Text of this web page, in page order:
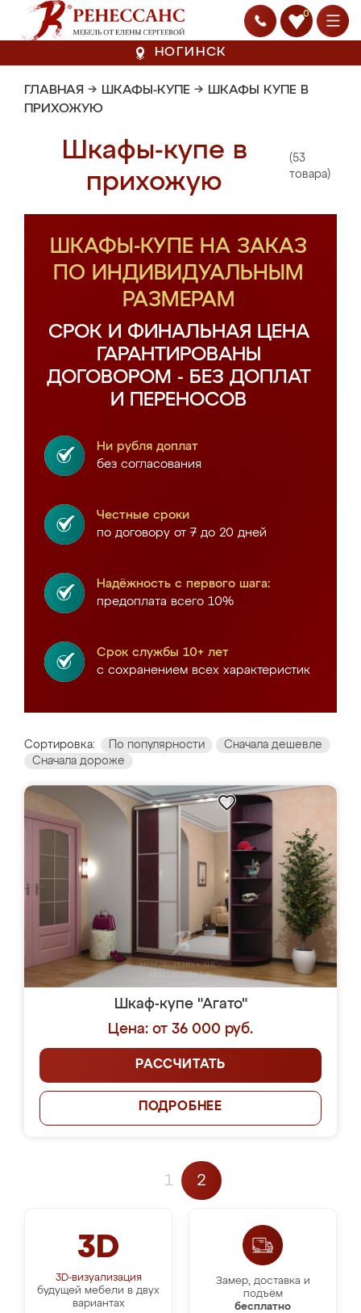
0
НОГИНСК
ГЛАВНАЯ → ШКАФЫ-КУПЕ → ШКАФЫ КУПЕ В
ПРИХОЖУЮ
Шкафы-купе в
прихожую
(53
товара)
ШКАФЫ-КУПЕ НА ЗАКАЗ
ПО ИНДИВИДУАЛЬНЫМ
РАЗМЕРАМ
СРОК И ФИНАЛЬНАЯ ЦЕНА
ГАРАНТИРОВАНЫ
ДОГОВОРОМ - БЕЗ ДОПЛАТ
И ПЕРЕНОСОВ
Ни рубля доплат
без согласования
Честные сроки
по договору от 7 до 20 дней
Надёжность с первого шага:
предоплата всего 10%
Срок службы 10+ лет
с сохранением всех характеристик
Сортировка: По популярности
Сначала дешевле
Сначала дороже
Шкаф-купе "Агато"
Цена: от 36 000 руб.
РАССЧИТАТЬ
ПОДРОБНЕЕ
1 2
3D
3D-визуализация
будущей мебели в двух
вариантах
Замер, доставка и
подъём
бесплатно